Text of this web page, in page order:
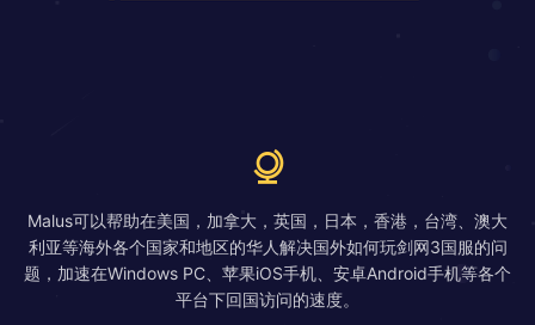
Malus可以帮助在美国，加拿大，英国，日本，香港，台湾、澳大
利亚等海外各个国家和地区的华人解决国外如何玩剑网3国服的问
题，加速在Windows PC、苹果iOS手机、安卓Android手机等各个
平台下回国访问的速度。